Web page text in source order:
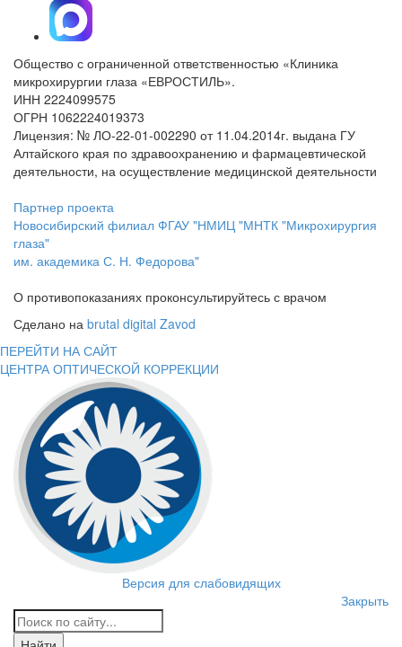
Общество с ограниченной ответственностью «Клиника
микрохирургии глаза «ЕВРОСТИЛЬ».
ИНН 2224099575
ОГРН 1062224019373
Лицензия: № ЛО-22-01-002290 от 11.04.2014г. выдана ГУ
Алтайского края по здравоохранению и фармацевтической
деятельности, на осуществление медицинской деятельности
Партнер проекта
Новосибирский филиал ФГАУ "НМИЦ "МНТК "Микрохирургия
глаза"
им. академика С. Н. Федорова"
О противопоказаниях проконсультируйтесь с врачом
Сделано на brutal digital Zavod
ПЕРЕЙТИ НА САЙТ
ЦЕНТРА ОПТИЧЕСКОЙ КОРРЕКЦИИ
Версия для слабовидящих
Закрыть